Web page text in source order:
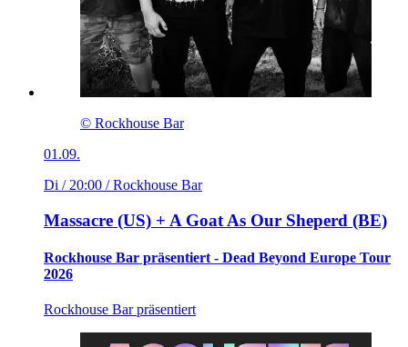
© Rockhouse Bar
01.09.
Di / 20:00 / Rockhouse Bar
Massacre (US) + A Goat As Our Sheperd (BE)
Rockhouse Bar präsentiert - Dead Beyond Europe Tour
2026
Rockhouse Bar präsentiert